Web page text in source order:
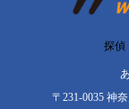
探偵
〒231-0035 神